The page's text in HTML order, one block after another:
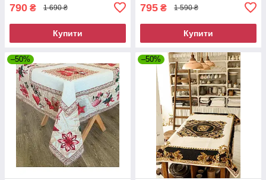
790 ₴ 1 690 ₴
Купити
795 ₴ 1 590 ₴
Купити
–50% –50%